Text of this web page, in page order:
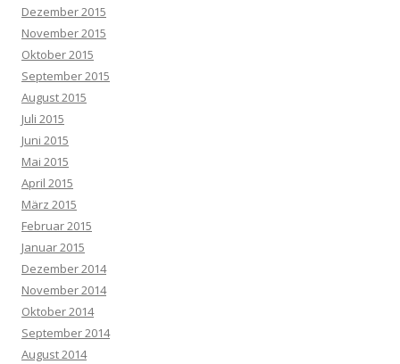
Dezember 2015
November 2015
Oktober 2015
September 2015
August 2015
Juli 2015
Juni 2015
Mai 2015
April 2015
März 2015
Februar 2015
Januar 2015
Dezember 2014
November 2014
Oktober 2014
September 2014
August 2014